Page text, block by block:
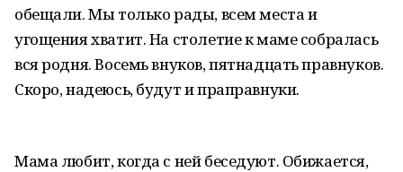
обещали. Мы только рады, всем места и
угощения хватит. На столетие к маме собралась
вся родня. Восемь внуков, пятнадцать правнуков.
Скоро, надеюсь, будут и праправнуки.
Мама любит, когда с ней беседуют. Обижается,